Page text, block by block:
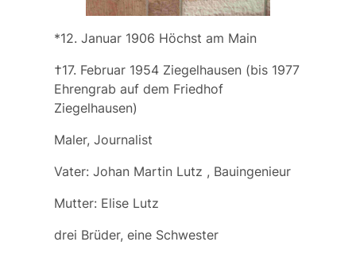
*12. Januar 1906 Höchst am Main
†17. Februar 1954 Ziegelhausen (bis 1977
Ehrengrab auf dem Friedhof
Ziegelhausen)
Maler, Journalist
Vater: Johan Martin Lutz , Bauingenieur
Mutter: Elise Lutz
drei Brüder, eine Schwester